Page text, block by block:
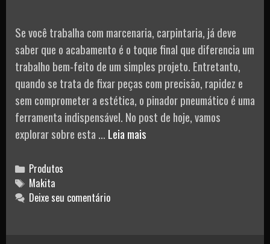
Se você trabalha com marcenaria, carpintaria, já deve
saber que o acabamento é o toque final que diferencia um
trabalho bem-feito de um simples projeto. Entretanto,
quando se trata de fixar peças com precisão, rapidez e
sem comprometer a estética, o pinador pneumático é uma
ferramenta indispensável. No post de hoje, vamos
explorar sobre esta … Leia mais
Categories
Produtos
Tags
Makita
Deixe seu comentário